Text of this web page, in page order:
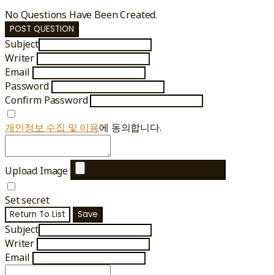
No Questions Have Been Created.
POST QUESTION
Subject
Writer
Email
Password
Confirm Password
개인정보 수집 및 이용에 동의합니다.
Upload Image
Set secret
Return To List Save
Subject
Writer
Email